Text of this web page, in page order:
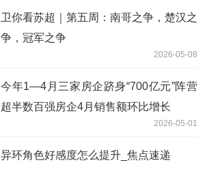
卫你看苏超｜第五周：南哥之争，楚汉之
争，冠军之争
2026-05-08
今年1—4月三家房企跻身“700亿元”阵营
超半数百强房企4月销售额环比增长
2026-05-01
异环角色好感度怎么提升_焦点速递